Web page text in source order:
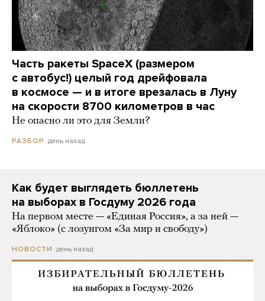
Часть ракеты SpaceX (размером
с автобус!) целый год дрейфовала
в космосе — и в итоге врезалась в Луну
на скорости 8700 километров в час
Не опасно ли это для Земли?
РАЗБОР день назад
Как будет выглядеть бюллетень
на выборах в Госдуму 2026 года
На первом месте — «Единая Россия», а за ней —
«Яблоко» (с лозунгом «За мир и свободу»)
НОВОСТИ день назад